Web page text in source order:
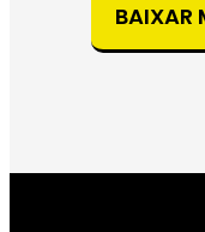
BAIXAR